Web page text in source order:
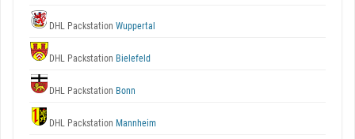
DHL Packstation Wuppertal
DHL Packstation Bielefeld
DHL Packstation Bonn
DHL Packstation Mannheim